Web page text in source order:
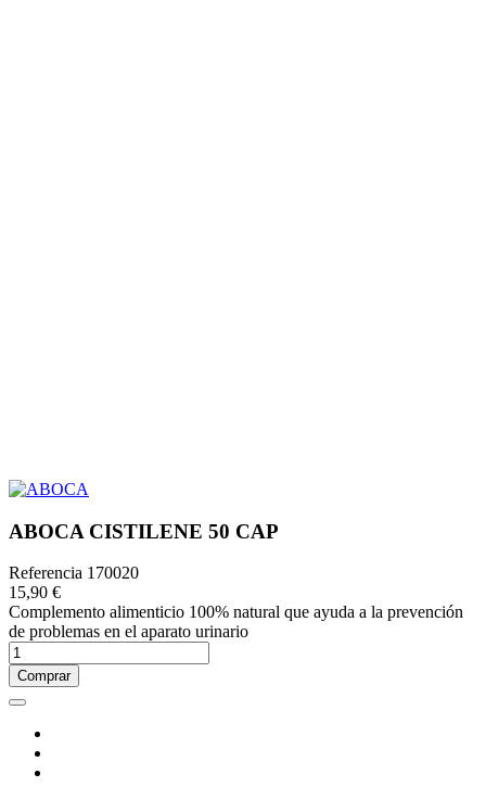
ABOCA CISTILENE 50 CAP
Referencia 170020
15,90 €
Complemento alimenticio 100% natural que ayuda a la prevención
de problemas en el aparato urinario
Comprar